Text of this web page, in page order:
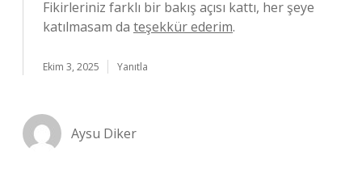
Fikirleriniz farklı bir bakış açısı kattı, her şeye
katılmasam da teşekkür ederim.
Ekim 3, 2025 Yanıtla
Aysu Diker